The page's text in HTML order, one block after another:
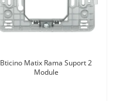
Bticino Matix Rama Suport 2
Module